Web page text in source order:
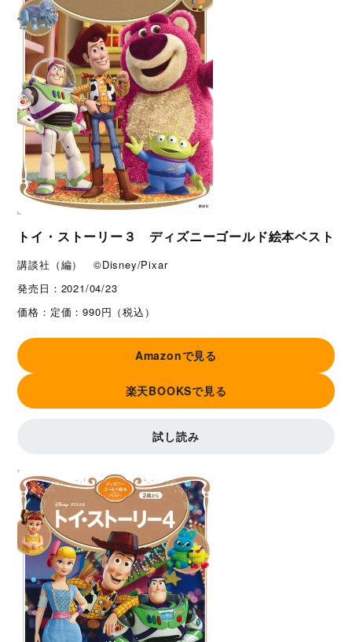
トイ・ストーリー３ ディズニーゴールド絵本ベスト
講談社（編） ©Disney/Pixar
発売日： 2021/04/23
価格： 定価：990円（税込）
Amazonで見る
楽天BOOKSで見る
試し読み